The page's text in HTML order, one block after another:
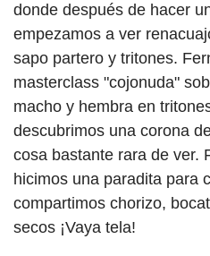
donde después de hacer
empezamos a ver
sapo partero y tritones.
masterclass "cojonuda"
macho y hembra en
descubrimos una corona
cosa bastante rara de ver.
hicimos una paradita para
compartimos chorizo,
secos ¡Vaya tela!